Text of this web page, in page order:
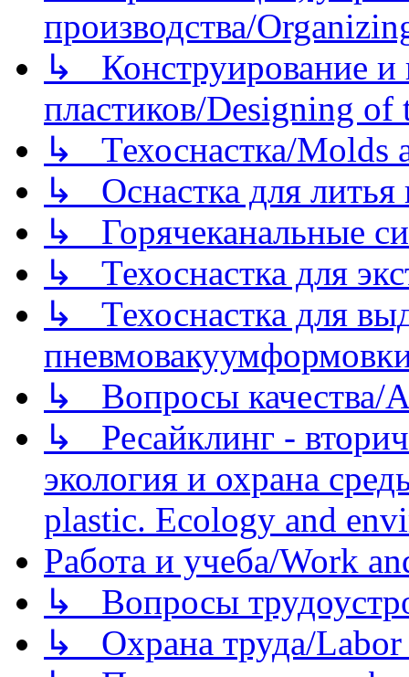
производства/
↳ Конструирование и
пластиков/Designing of
↳ Техоснастка/Molds
↳ Оснастка для литья
↳ Горячеканальные
↳ Техоснастка для
↳ Техоснастка для
↳ Вопросы качества/
↳ Ресайклинг -
экология и охрана
plastic. Ecology and
Работа и учеба/Work
↳ Вопросы
↳ Охрана труда/Labor